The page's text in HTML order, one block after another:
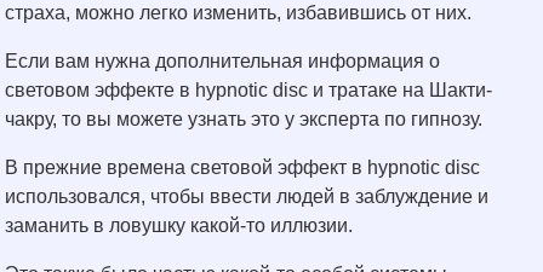
страха, можно легко изменить, избавившись от них.
Если вам нужна дополнительная информация о
световом эффекте в hypnotic disc и тратаке на Шакти-
чакру, то вы можете узнать это у эксперта по гипнозу.
В прежние времена световой эффект в hypnotic disc
использовался, чтобы ввести людей в заблуждение и
заманить в ловушку какой-то иллюзии.